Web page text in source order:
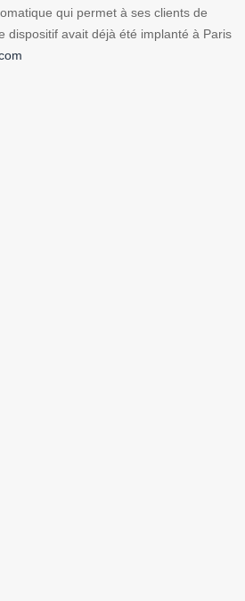
qui permet à ses clients de
dispositif avait déjà été implanté à Paris